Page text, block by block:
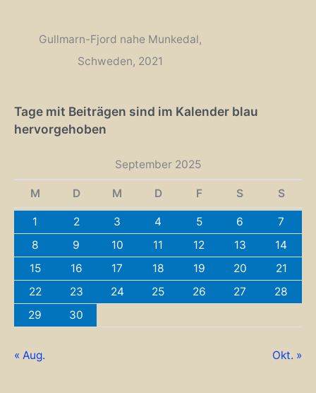
Gullmarn-Fjord nahe Munkedal,
Schweden, 2021
Tage mit Beiträgen sind im Kalender blau
hervorgehoben
September 2025
M D M D F S S
1 2 3 4 5 6
7
8
9 10 11 12 13
14
15
16 17 18 19 20
21
22
23 24 25 26 27
28
29
30
« Aug. Okt. »